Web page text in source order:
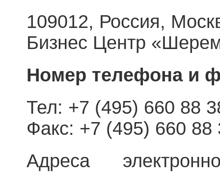
109012, Россия,
Бизнес Центр
Номер телефона и
Тел: +7 (495) 660 88
Факс: +7 (495) 660 88
Адреса